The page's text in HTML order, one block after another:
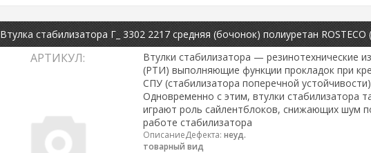
Втулка стабилизатора Г_ 3302 2217 средняя (бочонок) полиуретан
АРТИКУЛ:
Втулки стабилизатора — резинотехнические
(РТИ) выполняющие функции прокладок при
СПУ (стабилизатора поперечной устойчивости)
Одновременно с этим, втулки стабилизатора
играют роль сайлентблоков, снижающих шум
работе стабилизатора
ОписаниеДефекта: неуд.
товарный вид